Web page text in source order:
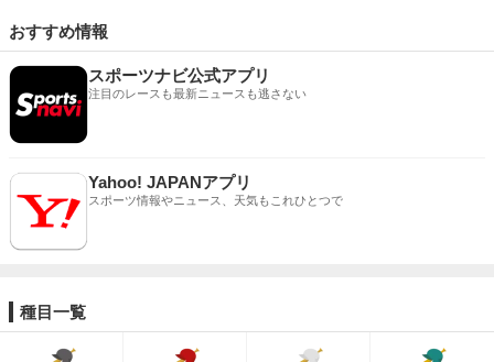
おすすめ情報
スポーツナビ公式アプリ
注目のレースも最新ニュースも逃さない
Yahoo! JAPANアプリ
スポーツ情報やニュース、天気もこれひとつで
種目一覧